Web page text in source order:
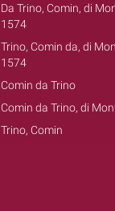
Da Trino, Comin, di
1574
Trino, Comin da, di
1574
Comin da Trino
Comin da Trino, di
Trino, Comin